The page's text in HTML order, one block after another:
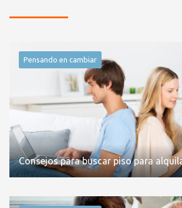
Pensando en cambiar
Consejos para buscar piso para